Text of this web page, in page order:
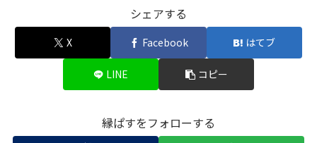
シェアする
X Facebook はてブ
LINE コピー
縁ぱすをフォローする